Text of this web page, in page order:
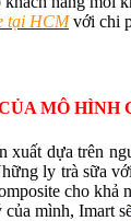
tại HCMvới chi
MÔ HÌNH
dựa trên
ly trà sữa
cho
mình, Imart